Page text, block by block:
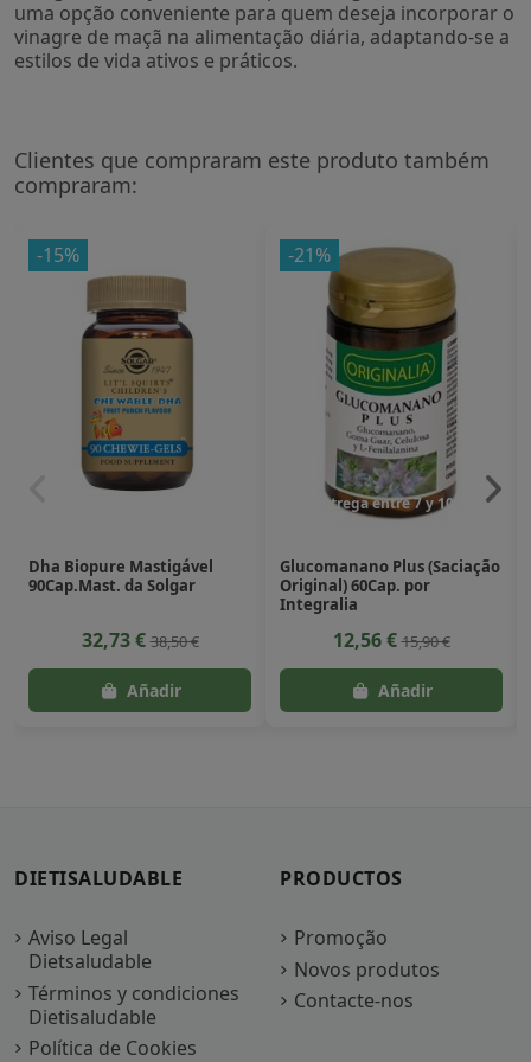
uma opção conveniente para quem deseja incorporar o
vinagre de maçã na alimentação diária, adaptando-se a
estilos de vida ativos e práticos.
Clientes que compraram este produto também
compraram:
-15%
Dha Biopure Mastigável
90Cap.Mast. da Solgar
32,73 €38,50 €
-21%
Entrega entre 7 y 10 dias
Glucomanano Plus (Saciação
Original) 60Cap. por
Integralia
12,56 €15,90 €
DIETISALUDABLE
Aviso Legal
Dietsaludable
Términos y condiciones
Dietisaludable
Política de Cookies
PRODUCTOS
Promoção
Novos produtos
Contacte-nos